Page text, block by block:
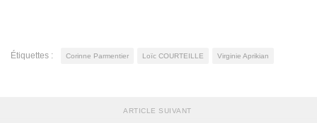
Étiquettes : Corinne Parmentier Loïc COURTEILLE Virginie Aprikian
ARTICLE SUIVANT